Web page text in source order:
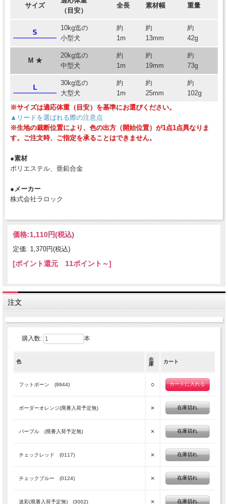
サイズ
（目安）
全長 素材幅 重量
S
10kg迄の
小型犬
約
1m
約
13mm
約
42g
M ★
20kg迄の
中型犬
約
1m
約
19mm
約
73g
L
30kg迄の
大型犬
約
1m
約
25mm
約
102g
※サイズは適応体重（目安）を基準にお選びください。
▲リードを選ばれる際の注意点
※生地の裁断位置により、色の出方（開始位置）が1点1点異なりま
す。ご注文時、ご指定を承ることはできません。
●素材
ポリエステル、亜鉛合金
●メーカー
株式会社ラロック
価格:1,110円(税込)
定価: 1,370円(税込)
[ポイント還元 11ポイント～]
注文
購入数: 本
色
在
庫
カート
フットボーン (9944) ○
ボーダーオレンジ(廃番入荷予定無) × 在庫切れ
パープル (廃番入荷予定無) × 在庫切れ
チェックレッド (0117) × 在庫切れ
チェックブルー (0124) × 在庫切れ
迷彩(廃番入荷予定無) (3002) × 在庫切れ